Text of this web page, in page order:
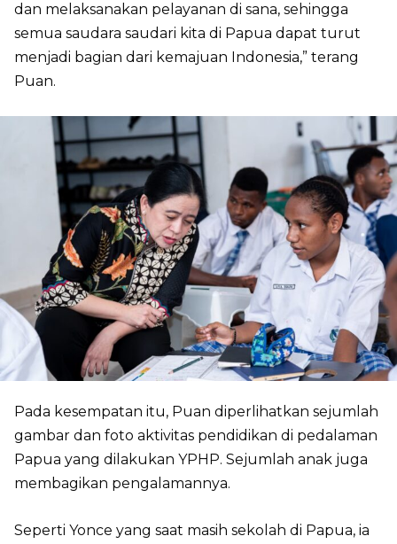
dan melaksanakan pelayanan di sana, sehingga
semua saudara saudari kita di Papua dapat turut
menjadi bagian dari kemajuan Indonesia,” terang
Puan.
Pada kesempatan itu, Puan diperlihatkan sejumlah
gambar dan foto aktivitas pendidikan di pedalaman
Papua yang dilakukan YPHP. Sejumlah anak juga
membagikan pengalamannya.
Seperti Yonce yang saat masih sekolah di Papua, ia